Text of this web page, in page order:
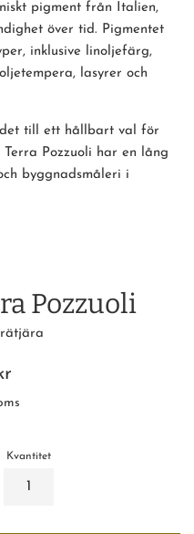
pigment från Italien,
över tid. Pigmentet
inklusive linoljefärg,
lasyrer och
det till ett hållbart val för
Terra Pozzuoli har en lång
byggnadsmåleri i
Pozzuoli
Kvantitet